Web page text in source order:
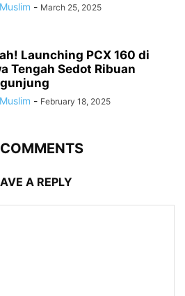
- March 25, 2025
Launching PCX 160 di
Tengah Sedot Ribuan
- February 18, 2025
A REPLY